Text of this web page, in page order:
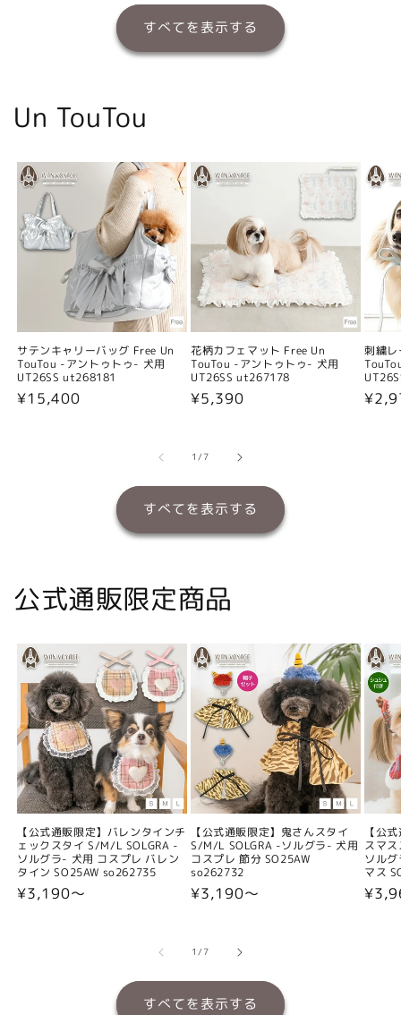
すべてを表示する
Un TouTou
サテンキャリーバッグ Free Un
TouTou -アントゥトゥ- 犬用
UT26SS ut268181
通
¥15,400
花柄カフェマット Free Un
TouTou -アントゥトゥ- 犬用
UT26SS ut267178
通
格
¥5,390
刺繍
通
1/の
7
すべてを表示する
公式通販限定商品
【公式通販限定】バレンタインチ
ェックスタイ S/M/L SOLGRA -
ソルグラ- 犬用 コスプレ バレン
タイン SO25AW so262735
通
¥3,190〜
【公式通販限定】鬼さんスタイ
S/M/L SOLGRA -ソルグラ- 犬用
コスプレ 節分 SO25AW
so262732
通
格
¥3,190〜
【公
スマ
ソル
マス
通
1/の
7
すべてを表示する